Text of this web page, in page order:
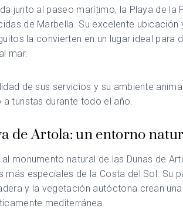
junto al paseo marítimo, la Playa de la
de Marbella. Su excelente
la convierten en un lugar ideal para
mar.
de sus servicios y su ambiente
a turistas durante todo el año.
de Artola: un entorno
monumento natural de las Dunas de
más especiales de la Costa del Sol. Su
y la vegetación autóctona crean
mediterránea.